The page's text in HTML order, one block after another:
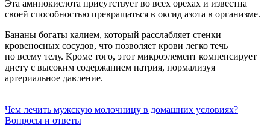
Эта аминокислота присутствует во всех орехах и известна
своей способностью превращаться в оксид азота в организме.
Бананы богаты калием, который расслабляет стенки
кровеносных сосудов, что позволяет крови легко течь
по всему телу. Кроме того, этот микроэлемент компенсирует
диету с высоким содержанием натрия, нормализуя
артериальное давление.
Чем лечить мужскую молочницу в домашних условиях?
Вопросы и ответы